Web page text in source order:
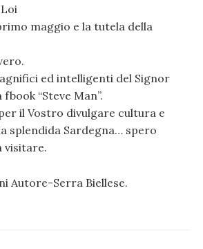
maggio e la tutela della
ed intelligenti del Signor
“Steve Man”.
il Vostro divulgare cultura e
splendida Sardegna… spero
visitare.
Autore-Serra Biellese.